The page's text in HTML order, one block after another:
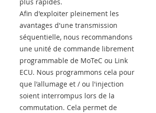
Afin d'exploiter pleinement les
avantages d'une transmission
séquentielle, nous recommandons
une unité de commande librement
programmable de MoTeC ou Link
ECU. Nous programmons cela pour
que l'allumage et / ou l'injection
soient interrompus lors de la
commutation. Cela permet de